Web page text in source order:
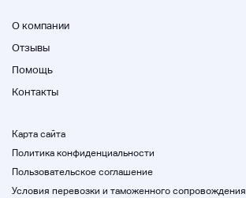
О компании
Отзывы
Помощь
Контакты
Карта сайта
Политика конфиденциальности
Пользовательское соглашение
Условия перевозки и таможенного сопровождения